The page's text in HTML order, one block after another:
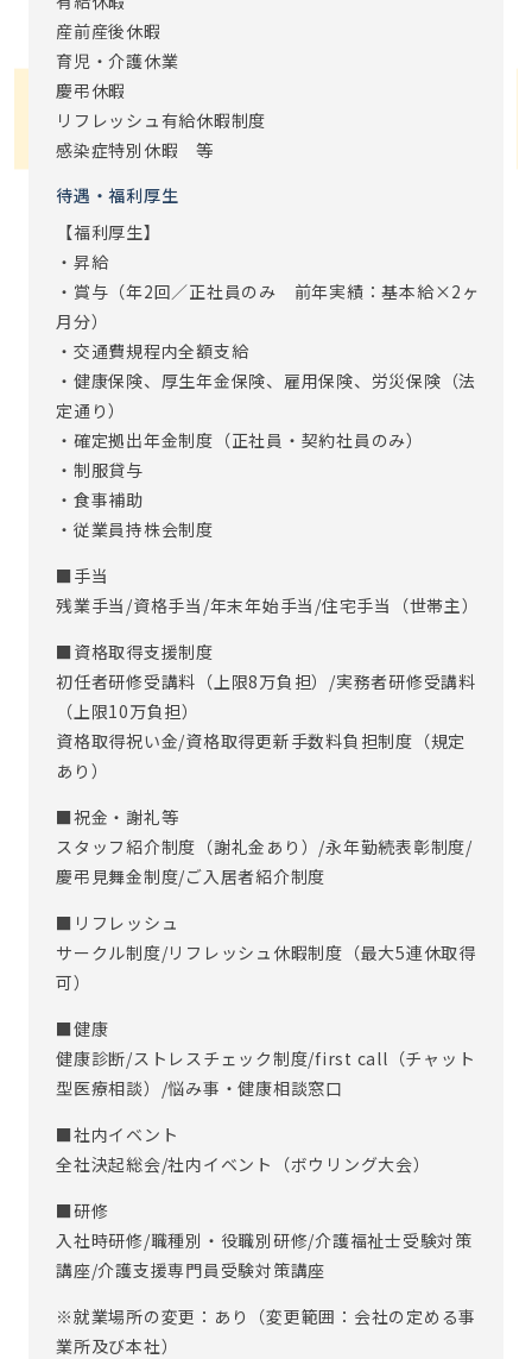
産前産後休暇
育児・介護休業
慶弔休暇
リフレッシュ有給休暇制度
感染症特別休暇 等
待遇・福利厚生
【福利厚生】
・昇給
・賞与（年2回／正社員のみ 前年実績：基本給×2ヶ
月分）
・交通費規程内全額支給
・健康保険、厚生年金保険、雇用保険、労災保険（法
定通り）
・確定拠出年金制度（正社員・契約社員のみ）
・制服貸与
・食事補助
・従業員持株会制度
■手当
残業手当/資格手当/年末年始手当/住宅手当（世帯主）
■資格取得支援制度
初任者研修受講料（上限8万負担）/実務者研修受講料
（上限10万負担）
資格取得祝い金/資格取得更新手数料負担制度（規定
あり）
■祝金・謝礼等
スタッフ紹介制度（謝礼金あり）/永年勤続表彰制度/
慶弔見舞金制度/ご入居者紹介制度
■リフレッシュ
サークル制度/リフレッシュ休暇制度（最大5連休取得
可）
■健康
健康診断/ストレスチェック制度/first call（チャット
型医療相談）/悩み事・健康相談窓口
■社内イベント
全社決起総会/社内イベント（ボウリング大会）
■研修
入社時研修/職種別・役職別研修/介護福祉士受験対策
講座/介護支援専門員受験対策講座
※就業場所の変更：あり（変更範囲：会社の定める事
業所及び本社）